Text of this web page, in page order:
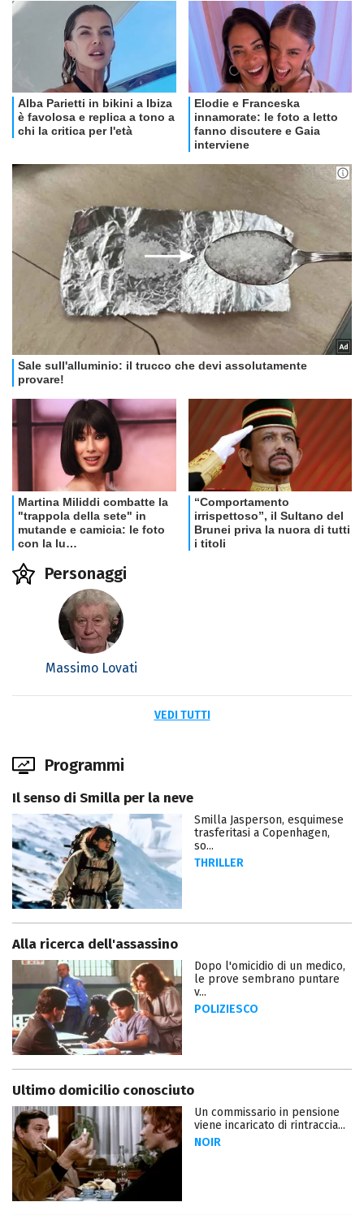
Personaggi
Massimo Lovati
VEDI TUTTI
Programmi
Il senso di Smilla per la neve
Smilla Jasperson, esquimese
trasferitasi a Copenhagen,
so...
THRILLER
Alla ricerca dell'assassino
Dopo l'omicidio di un medico,
le prove sembrano puntare
v...
POLIZIESCO
Ultimo domicilio conosciuto
Un commissario in pensione
viene incaricato di rintraccia...
NOIR